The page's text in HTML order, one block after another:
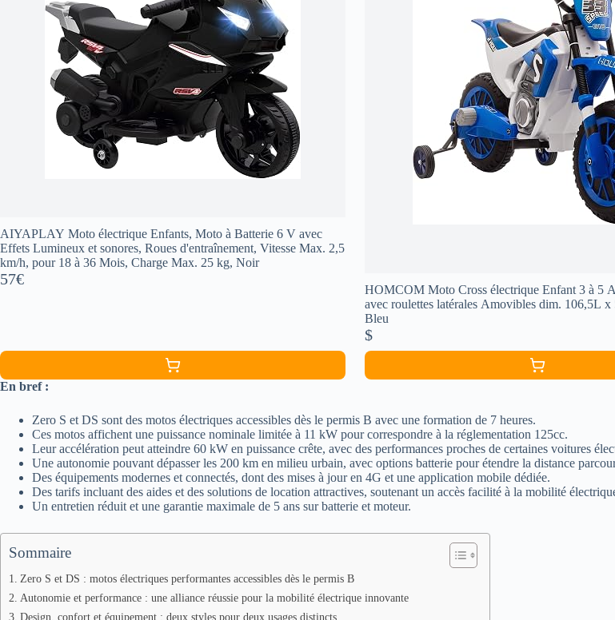
AIYAPLAY Moto électrique Enfants, Moto à Batterie 6 V avec
Effets Lumineux et sonores, Roues d'entraînement, Vitesse Max. 2,5
km/h, pour 18 à 36 Mois, Charge Max. 25 kg, Noir
57€
HOMCOM Moto Cross électrique Enfant 3 à 5
avec roulettes latérales Amovibles dim. 106,5L
Bleu
$
En bref :
Zero S et DS sont des motos électriques accessibles dès le permis B avec une formation de 7 heures.
Ces motos affichent une puissance nominale limitée à 11 kW pour correspondre à la réglementation 125cc.
Leur accélération peut atteindre 60 kW en puissance crête, avec des performances proches de certaines voitures
Une autonomie pouvant dépasser les 200 km en milieu urbain, avec options batterie pour étendre la distance
Des équipements modernes et connectés, dont des mises à jour en 4G et une application mobile dédiée.
Des tarifs incluant des aides et des solutions de location attractives, soutenant un accès facilité à la mobilité
Un entretien réduit et une garantie maximale de 5 ans sur batterie et moteur.
Sommaire
Zero S et DS : motos électriques performantes accessibles dès le permis B
Autonomie et performance : une alliance réussie pour la mobilité électrique innovante
Design, confort et équipement : deux styles pour deux usages distincts